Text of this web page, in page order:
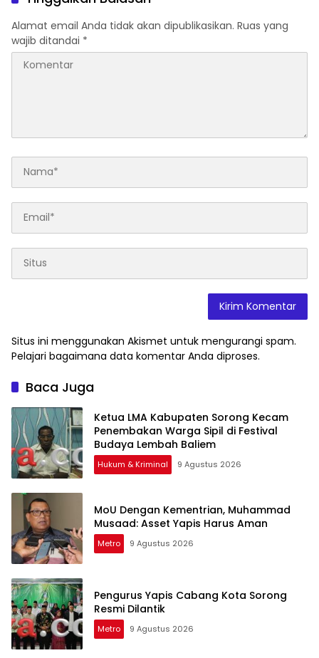
Alamat email Anda tidak akan dipublikasikan. Ruas yang
wajib ditandai *
Situs ini menggunakan Akismet untuk mengurangi spam.
Pelajari bagaimana data komentar Anda diproses.
Baca Juga
Ketua LMA Kabupaten Sorong Kecam
Penembakan Warga Sipil di Festival
Budaya Lembah Baliem
Hukum & Kriminal 9 Agustus 2026
MoU Dengan Kementrian, Muhammad
Musaad: Asset Yapis Harus Aman
Metro 9 Agustus 2026
Pengurus Yapis Cabang Kota Sorong
Resmi Dilantik
Metro 9 Agustus 2026